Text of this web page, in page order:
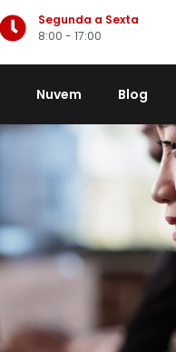
Segunda a Sexta
8:00 - 17:00
Nuvem Blog